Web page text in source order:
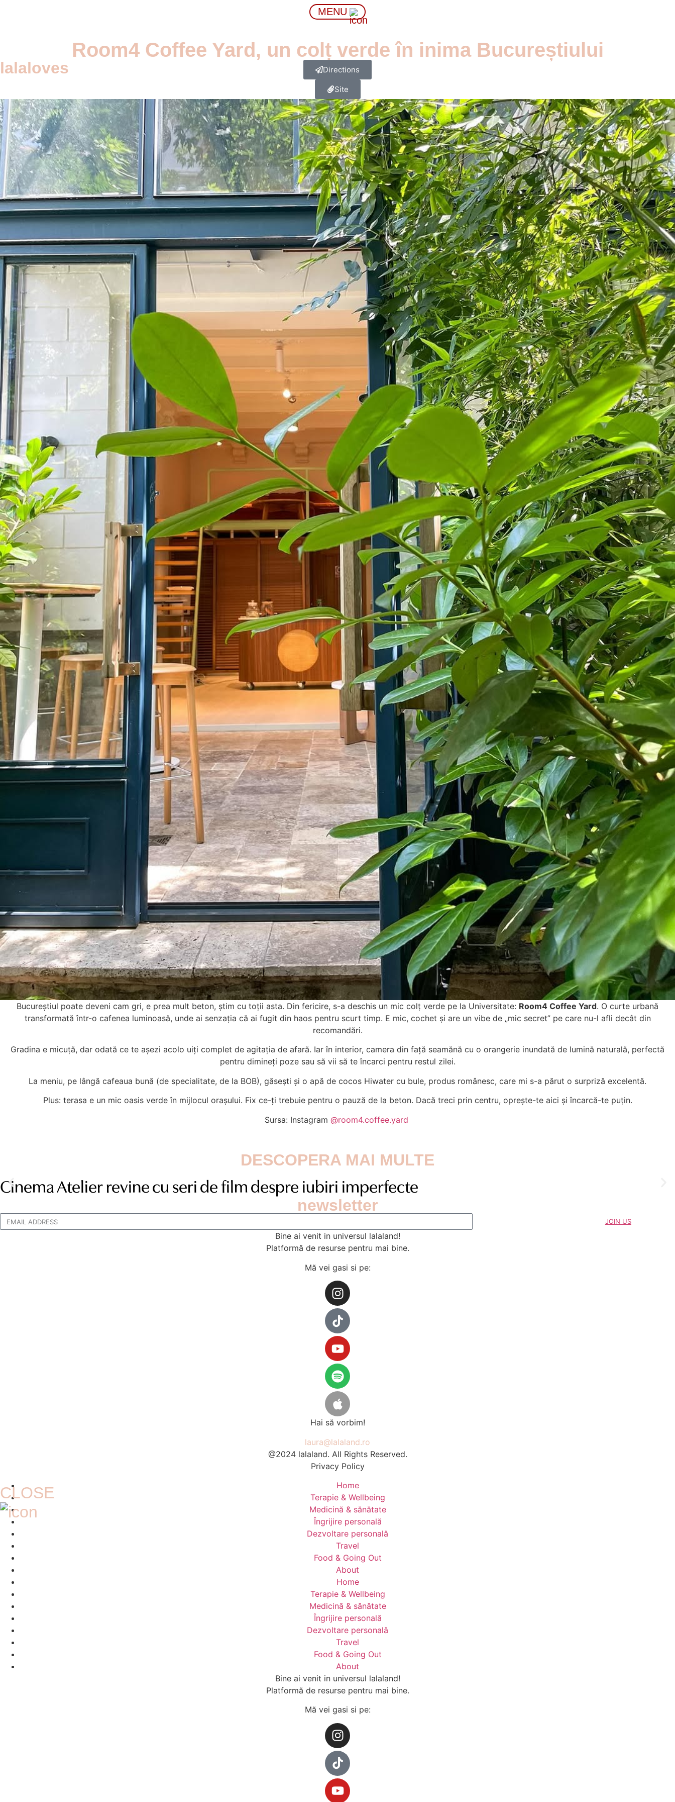
MENU
Room4 Coffee Yard, un colț verde în inima Bucureștiului
lalaloves Directions
Site
Bucureștiul poate deveni cam gri, e prea mult beton, știm cu toții asta. Din fericire, s-a deschis un mic colț verde pe la Universitate: Room4 Coffee Yard. O curte urbană
transformată într-o cafenea luminoasă, unde ai senzația că ai fugit din haos pentru scurt timp. E mic, cochet și are un vibe de „mic secret” pe care nu-l afli decât din
recomandări.
Gradina e micuță, dar odată ce te așezi acolo uiți complet de agitația de afară. Iar în interior, camera din față seamănă cu o orangerie inundată de lumină naturală, perfectă
pentru dimineți poze sau să vii să te încarci pentru restul zilei.
La meniu, pe lângă cafeaua bună (de specialitate, de la BOB), găsești și o apă de cocos Hiwater cu bule, produs românesc, care mi s-a părut o surpriză excelentă.
Plus: terasa e un mic oasis verde în mijlocul orașului. Fix ce-ți trebuie pentru o pauză de la beton. Dacă treci prin centru, oprește-te aici și încarcă-te puțin.
Sursa: Instagram @room4.coffee.yard
DESCOPERA MAI MULTE
Cinema Atelier revine cu seri de film despre iubiri imperfecte
newsletter
JOIN US
Bine ai venit in universul lalaland!
Platformă de resurse pentru mai bine.
Mă vei gasi si pe:
Hai să vorbim!
laura@lalaland.ro
@2024 lalaland. All Rights Reserved.
Privacy Policy
CLOSE
Home
Terapie & Wellbeing
Medicină & sănătate
Îngrijire personală
Dezvoltare personală
Travel
Food & Going Out
About
Home
Terapie & Wellbeing
Medicină & sănătate
Îngrijire personală
Dezvoltare personală
Travel
Food & Going Out
About
Bine ai venit in universul lalaland!
Platformă de resurse pentru mai bine.
Mă vei gasi si pe: